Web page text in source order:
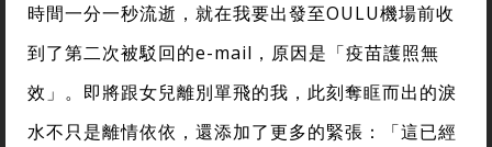
時間一分一秒流逝，就在我要出發至OULU機場前收
到了第二次被駁回的e-mail，原因是「疫苗護照無
效」。即將跟女兒離別單飛的我，此刻奪眶而出的淚
水不只是離情依依，還添加了更多的緊張：「這已經